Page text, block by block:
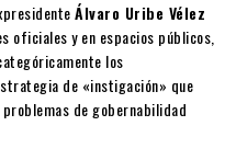
Álvaro Uribe Vélez
oficiales y en espacios públicos,
los
de «instigación» que
de gobernabilidad